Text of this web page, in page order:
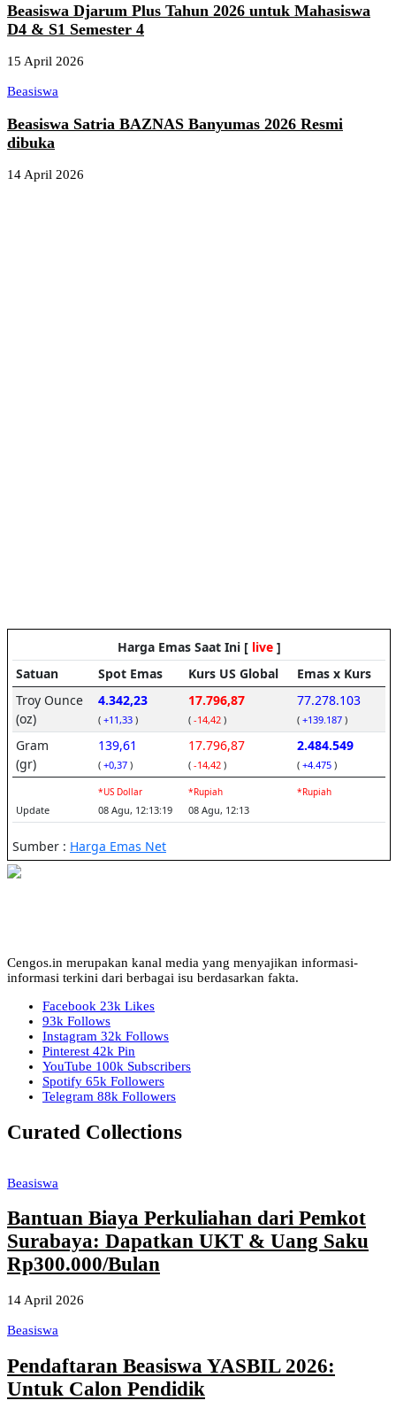
Beasiswa Djarum Plus Tahun 2026 untuk Mahasiswa
D4 & S1 Semester 4
15 April 2026
Beasiswa
Beasiswa Satria BAZNAS Banyumas 2026 Resmi
dibuka
14 April 2026
Cengos.in merupakan kanal media yang menyajikan informasi-
informasi terkini dari berbagai isu berdasarkan fakta.
Facebook 23k Likes
93k Follows
Instagram 32k Follows
Pinterest 42k Pin
YouTube 100k Subscribers
Spotify 65k Followers
Telegram 88k Followers
Curated Collections
Beasiswa
Bantuan Biaya Perkuliahan dari Pemkot
Surabaya: Dapatkan UKT & Uang Saku
Rp300.000/Bulan
14 April 2026
Beasiswa
Pendaftaran Beasiswa YASBIL 2026:
Untuk Calon Pendidik